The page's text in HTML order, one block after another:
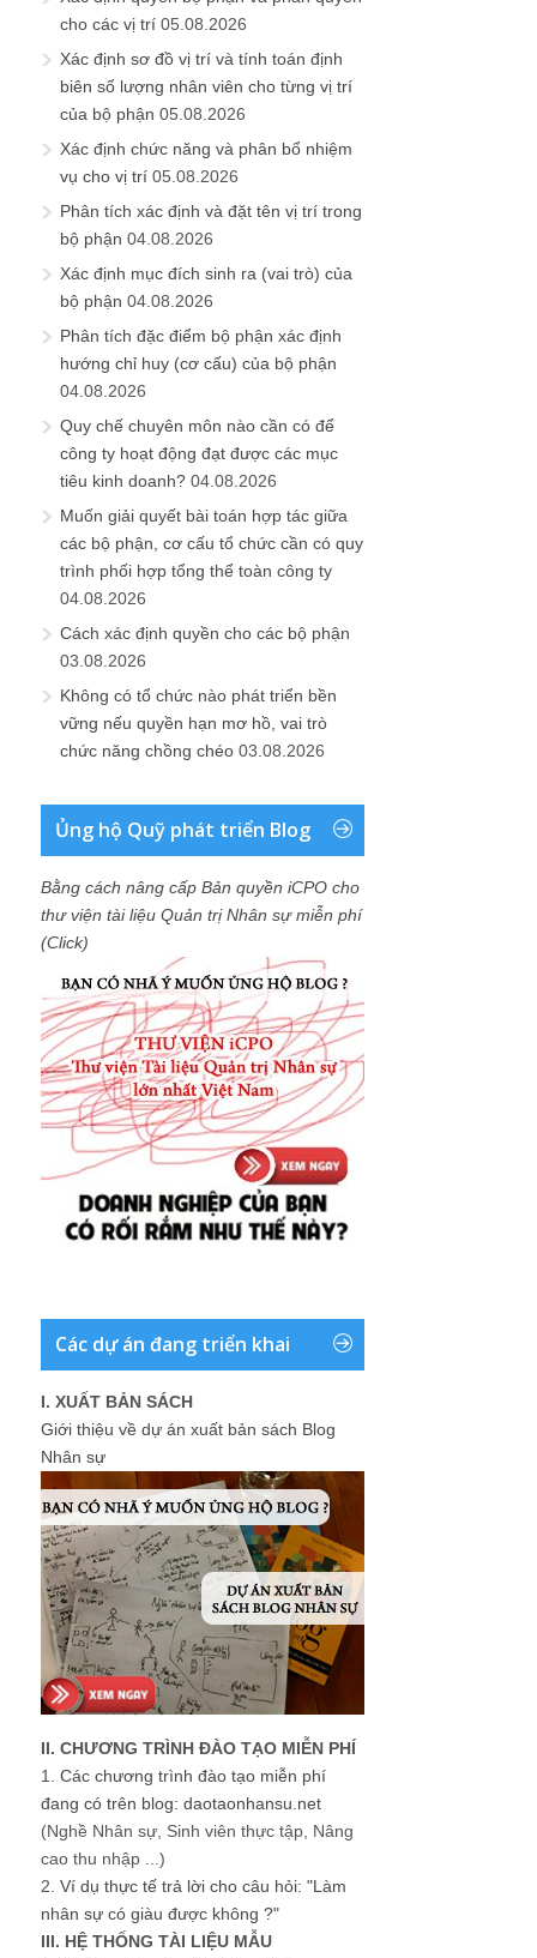
cho các vị trí 05.08.2026
Xác định sơ đồ vị trí và tính toán định
biên số lượng nhân viên cho từng vị trí
của bộ phận 05.08.2026
Xác định chức năng và phân bổ nhiệm
vụ cho vị trí 05.08.2026
Phân tích xác định và đặt tên vị trí trong
bộ phận 04.08.2026
Xác định mục đích sinh ra (vai trò) của
bộ phận 04.08.2026
Phân tích đặc điểm bộ phận xác định
hướng chỉ huy (cơ cấu) của bộ phận
04.08.2026
Quy chế chuyên môn nào cần có để
công ty hoạt động đạt được các mục
tiêu kinh doanh? 04.08.2026
Muốn giải quyết bài toán hợp tác giữa
các bộ phận, cơ cấu tổ chức cần có quy
trình phối hợp tổng thể toàn công ty
04.08.2026
Cách xác định quyền cho các bộ phận
03.08.2026
Không có tổ chức nào phát triển bền
vững nếu quyền hạn mơ hồ, vai trò
chức năng chồng chéo 03.08.2026
Ủng hộ Quỹ phát triển Blog
Bằng cách nâng cấp Bản quyền iCPO cho
thư viện tài liệu Quản trị Nhân sự miễn phí
(Click)
Các dự án đang triển khai
I. XUẤT BẢN SÁCH
Giới thiệu về dự án xuất bản sách Blog
Nhân sự
II. CHƯƠNG TRÌNH ĐÀO TẠO MIỄN PHÍ
1. Các chương trình đào tạo miễn phí
đang có trên blog: daotaonhansu.net
(Nghề Nhân sự, Sinh viên thực tập, Nâng
cao thu nhập ...)
2. Ví dụ thực tế trả lời cho câu hỏi: "Làm
nhân sự có giàu được không ?"
III. HỆ THỐNG TÀI LIỆU MẪU